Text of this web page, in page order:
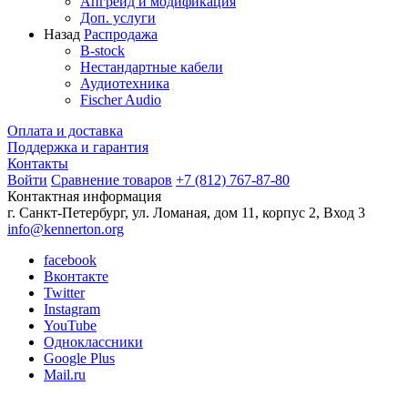
Доп. услуги
Назад Распродажа
B-stock
Нестандартные кабели
Аудиотехника
Fischer Audio
Оплата и доставка
Поддержка и гарантия
Контакты
Войти Сравнение товаров +7 (812) 767-87-80
Контактная информация
г. Санкт-Петербург, ул. Ломаная, дом 11, корпус 2, Вход 3
info@kennerton.org
facebook
Вконтакте
Twitter
Instagram
YouTube
Одноклассники
Google Plus
Mail.ru